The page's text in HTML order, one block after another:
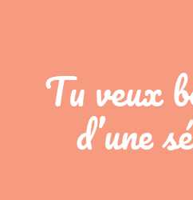
Tu veux
d’une